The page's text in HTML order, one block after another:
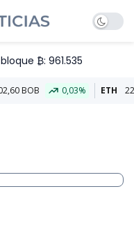
bloque ₿: 961.535
0,03% ETH 22.781,00 BOB